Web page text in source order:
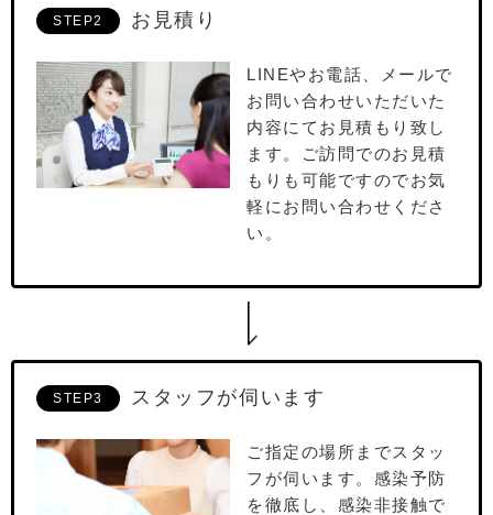
STEP2 お見積り
LINEやお電話、メールで
お問い合わせいただいた
内容にてお⾒積もり致し
ます。ご訪問でのお⾒積
もりも可能ですのでお気
軽にお問い合わせくださ
い。
STEP3 スタッフが伺います
ご指定の場所までスタッ
フが伺います。感染予防
を徹底し、感染非接触で